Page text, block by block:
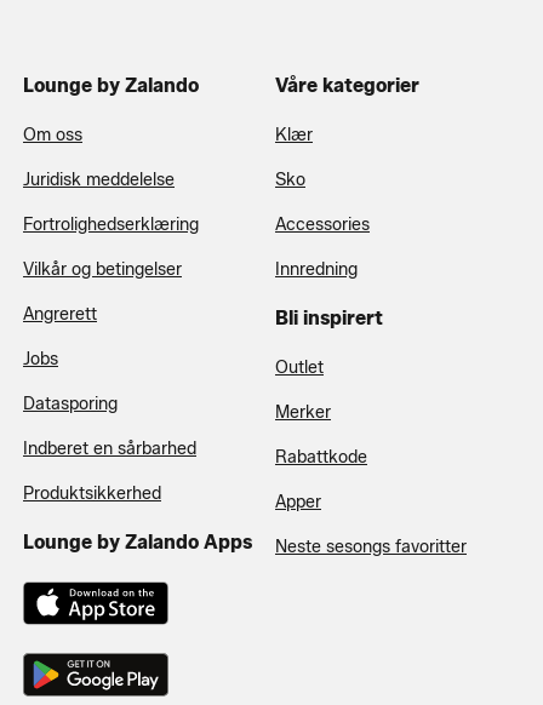
Lounge by Zalando
Om oss
Juridisk meddelelse
Fortrolighedserklæring
Vilkår og betingelser
Angrerett
Jobs
Datasporing
Indberet en sårbarhed
Produktsikkerhed
Lounge by Zalando Apps
Våre kategorier
Klær
Sko
Accessories
Innredning
Bli inspirert
Outlet
Merker
Rabattkode
Apper
Neste sesongs favoritter